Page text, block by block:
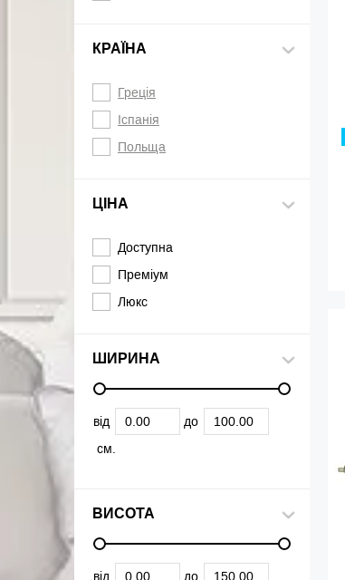
КРАЇНА
Греція
Іспанія
Польща
ЦІНА
Доступна
Преміум
Люкс
ШИРИНА
від
до
см.
ВИСОТА
від
до